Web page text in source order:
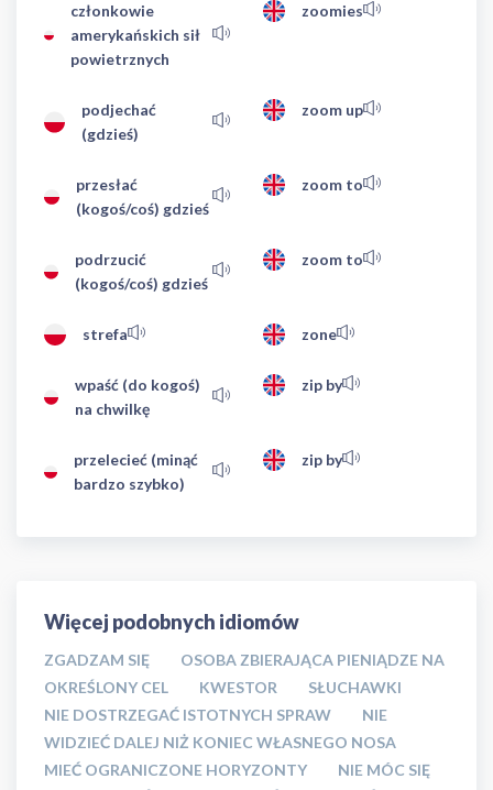
członkowie
amerykańskich sił
powietrznych
zoomies
podjechać
(gdzieś)
zoom up
przesłać
(kogoś/coś) gdzieś
zoom to
podrzucić
(kogoś/coś) gdzieś
zoom to
strefa zone
wpaść (do kogoś)
na chwilkę
zip by
przelecieć (minąć
bardzo szybko)
zip by
Więcej podobnych idiomów
ZGADZAM SIĘ
OSOBA ZBIERAJĄCA PIENIĄDZE NA
OKREŚLONY CEL
KWESTOR
SŁUCHAWKI
NIE DOSTRZEGAĆ ISTOTNYCH SPRAW
NIE
WIDZIEĆ DALEJ NIŻ KONIEC WŁASNEGO NOSA
MIEĆ OGRANICZONE HORYZONTY
NIE MÓC SIĘ